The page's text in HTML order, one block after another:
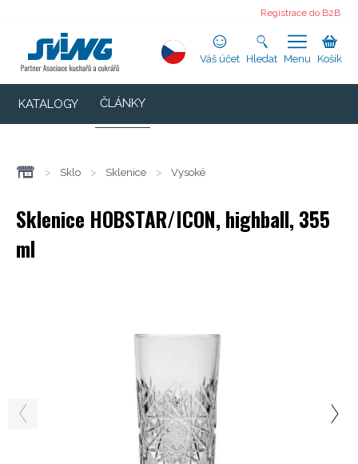
Registrace do B2B
Váš účet Hledat Menu Košík
KATALOGY ČLÁNKY
> Sklo > Sklenice > Vysoké
Sklenice HOBSTAR/ICON, highball, 355
ml